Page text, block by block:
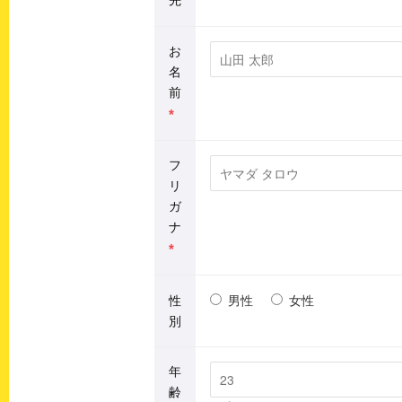
お
名
前
*
フ
リ
ガ
ナ
*
性
別
男性 女性
年
齢